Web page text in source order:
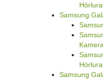
Samsung
Samsung